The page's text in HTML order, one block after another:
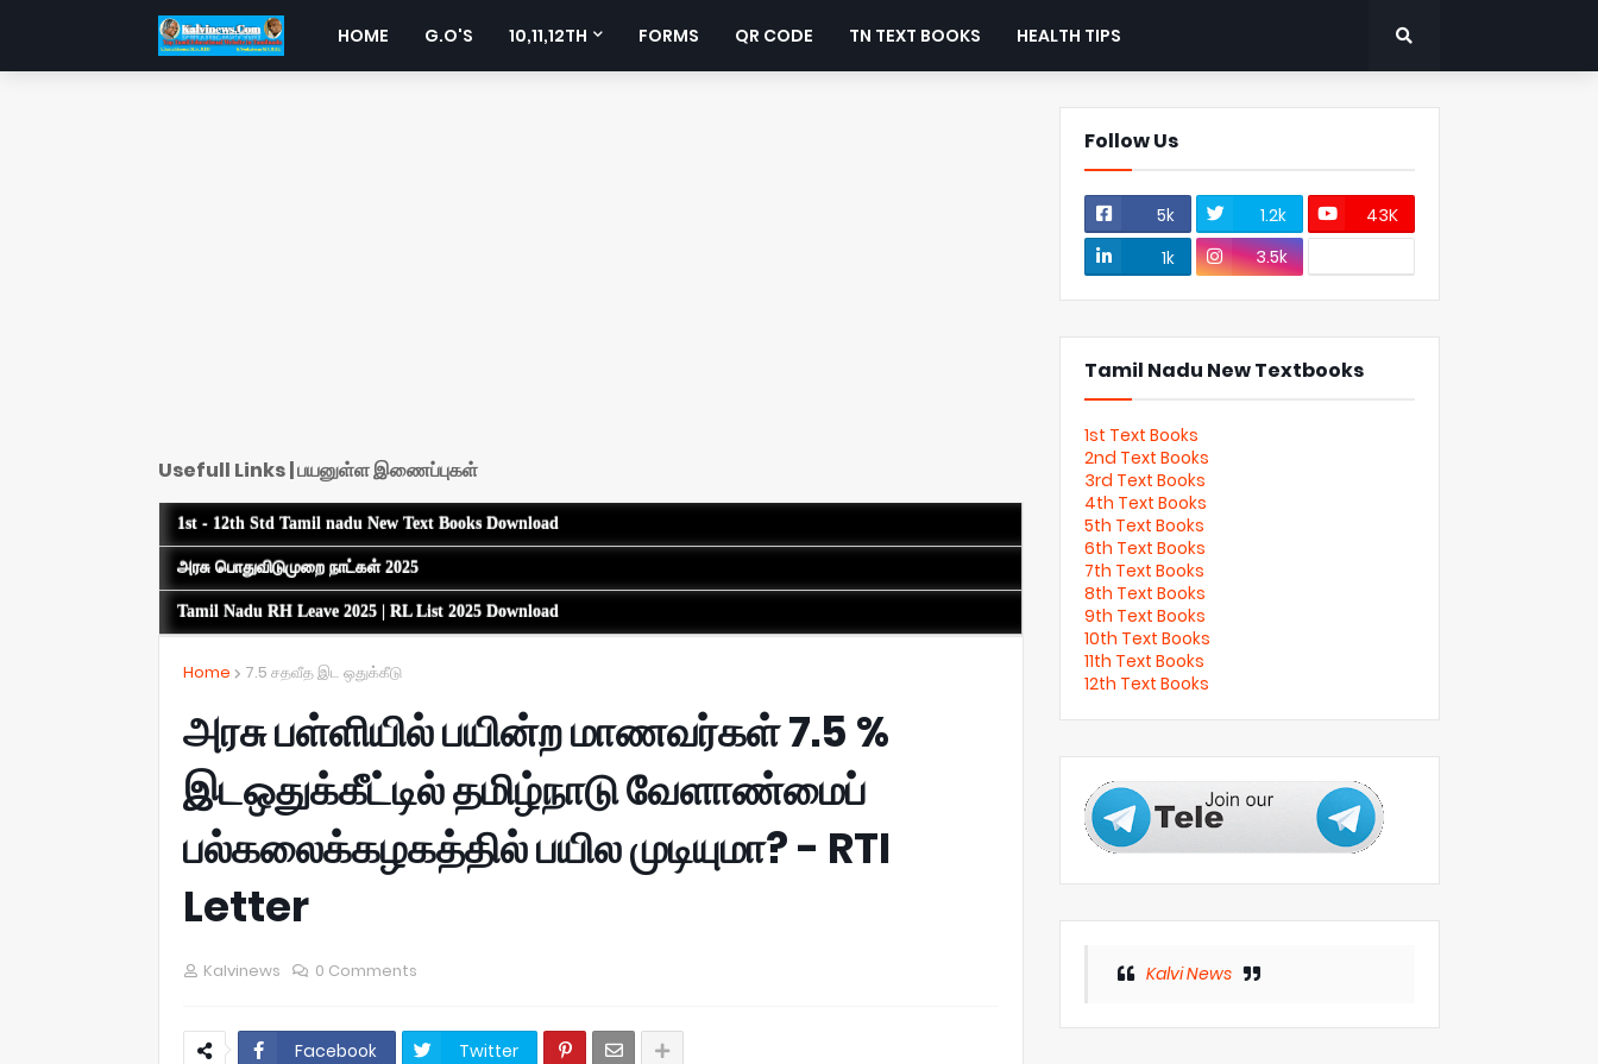
HOME G.O'S 10,11,12TH FORMS QR CODE TN TEXT BOOKS HEALTH TIPS
Usefull Links | பயனுள்ள இணைப்புகள்
1st - 12th Std Tamil nadu New Text Books Download
அரசு பொதுவிடுமுறை நாட்கள் 2025
Tamil Nadu RH Leave 2025 | RL List 2025 Download
Home 7.5 சதவீத இட ஒதுக்கீடு
அரசு பள்ளியில் பயின்ற மாணவர்கள் 7.5 %
இடஒதுக்கீட்டில் தமிழ்நாடு வேளாண்மைப்
பல்கலைக்கழகத்தில் பயில முடியுமா? - RTI
Letter
Kalvinews 0 Comments
Facebook Twitter
Follow Us
5k 1.2k
43K
1k
3.5k
Tamil Nadu New Textbooks
1st Text Books
2nd Text Books
3rd Text Books
4th Text Books
5th Text Books
6th Text Books
7th Text Books
8th Text Books
9th Text Books
10th Text Books
11th Text Books
12th Text Books
Kalvi News